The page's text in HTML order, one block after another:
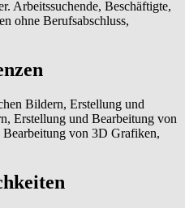
Arbeitssuchende, Beschäftigte,
ohne Berufsabschluss,
Bildern, Erstellung und
Erstellung und Bearbeitung von
von 3D Grafiken,